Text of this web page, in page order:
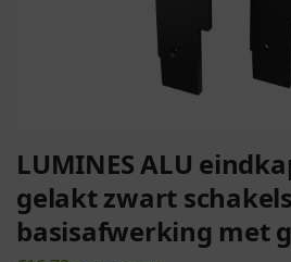
LUMINES ALU
gelakt zwart schakels
basisafwerking met